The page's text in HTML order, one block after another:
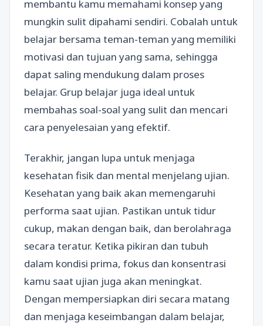
membantu kamu memahami konsep yang
mungkin sulit dipahami sendiri. Cobalah untuk
belajar bersama teman-teman yang memiliki
motivasi dan tujuan yang sama, sehingga
dapat saling mendukung dalam proses
belajar. Grup belajar juga ideal untuk
membahas soal-soal yang sulit dan mencari
cara penyelesaian yang efektif.
Terakhir, jangan lupa untuk menjaga
kesehatan fisik dan mental menjelang ujian.
Kesehatan yang baik akan memengaruhi
performa saat ujian. Pastikan untuk tidur
cukup, makan dengan baik, dan berolahraga
secara teratur. Ketika pikiran dan tubuh
dalam kondisi prima, fokus dan konsentrasi
kamu saat ujian juga akan meningkat.
Dengan mempersiapkan diri secara matang
dan menjaga keseimbangan dalam belajar,